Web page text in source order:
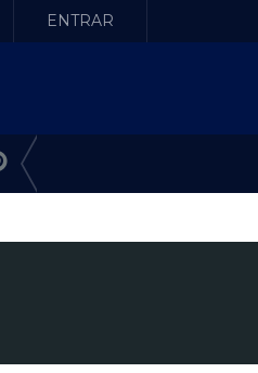
ENTRAR